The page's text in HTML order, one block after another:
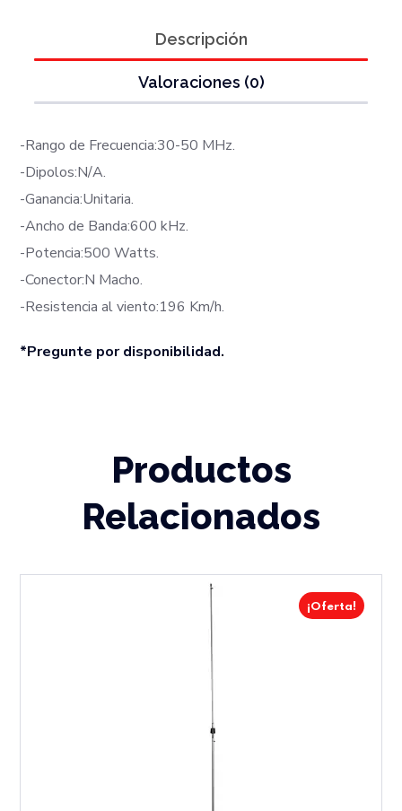
Descripción
Valoraciones (0)
-Rango de Frecuencia:30-50 MHz.
-Dipolos:N/A.
-Ganancia:Unitaria.
-Ancho de Banda:600 kHz.
-Potencia:500 Watts.
-Conector:N Macho.
-Resistencia al viento:196 Km/h.
*Pregunte por disponibilidad.
Productos
Relacionados
¡Oferta!